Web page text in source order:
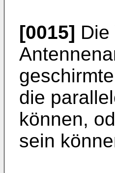
[0015]
die
können,
sein